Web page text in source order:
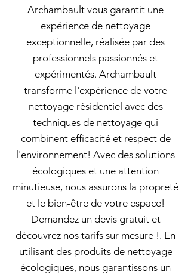
Archambault vous garantit une
expérience de nettoyage
exceptionnelle, réalisée par des
professionnels passionnés et
expérimentés. Archambault
transforme l'expérience de votre
nettoyage résidentiel avec des
techniques de nettoyage qui
combinent efficacité et respect de
l'environnement! Avec des solutions
écologiques et une attention
minutieuse, nous assurons la propreté
et le bien-être de votre espace!
Demandez un devis gratuit et
découvrez nos tarifs sur mesure !. En
utilisant des produits de nettoyage
écologiques, nous garantissons un